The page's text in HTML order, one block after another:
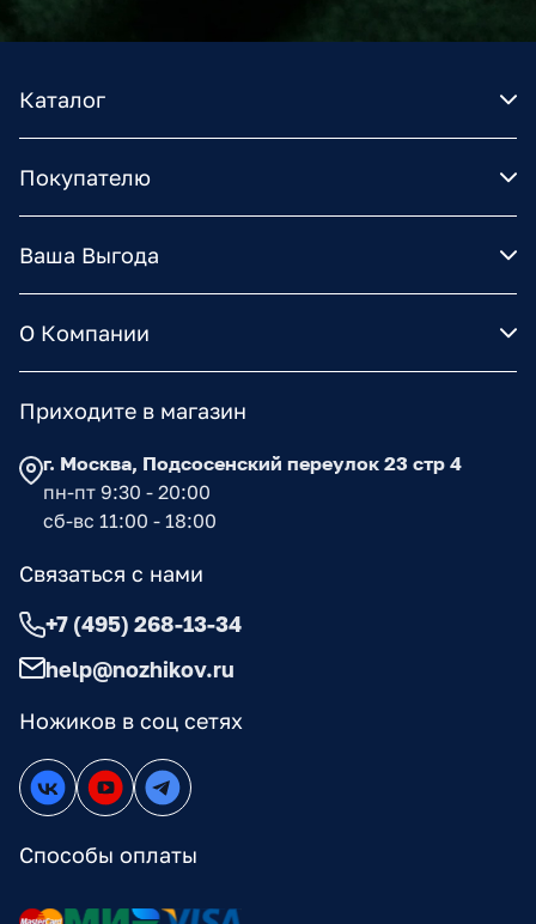
Каталог
Покупателю
Ваша Выгода
О Компании
Ножиков в соц сетях
Способы оплаты
Приходите в магазин
г. Москва, Подсосенский переулок 23 стр 4
пн-пт 9:30 - 20:00
сб-вс 11:00 - 18:00
Связаться с нами
+7 (495) 268-13-34
help@nozhikov.ru